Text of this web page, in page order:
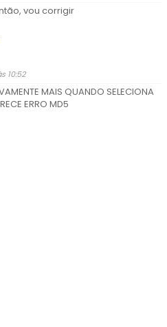
vou corrigir
10:52
MAIS QUANDO SELECIONA
ERRO MD5